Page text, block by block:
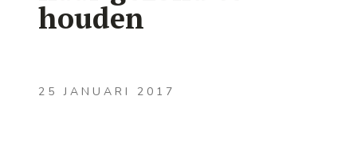
houden
25 JANUARI 2017